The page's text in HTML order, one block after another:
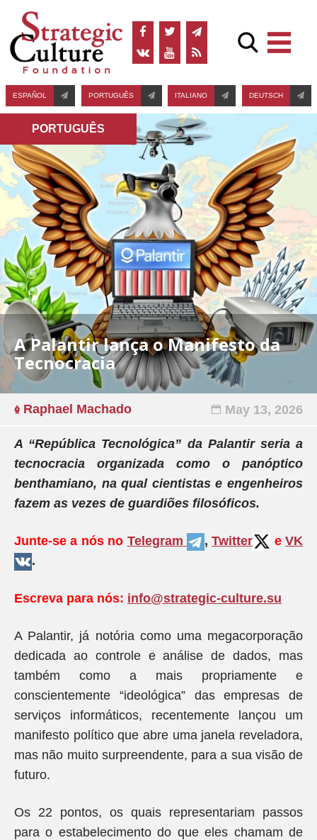
ESPAÑOL PORTUGUÊS ITALIANO DEUTSCH
PORTUGUÊS
A Palantir lança o Manifesto da
Tecnocracia
Raphael Machado May 13, 2026
A “República Tecnológica” da Palantir seria a
tecnocracia organizada como o panóptico
benthamiano, na qual cientistas e engenheiros
fazem as vezes de guardiões filosóficos.
Junte-se a nós no Telegram ,Twitter e VK
.
Escreva para nós: info@strategic-culture.su
A Palantir, já notória como uma megacorporação
dedicada ao controle e análise de dados, mas
também como a mais propriamente e
conscientemente “ideológica” das empresas de
serviços informáticos, recentemente lançou um
manifesto político que abre uma janela reveladora,
mas não muito surpreendente, para a sua visão de
futuro.
Os 22 pontos, os quais representariam passos
para o estabelecimento do que eles chamam de